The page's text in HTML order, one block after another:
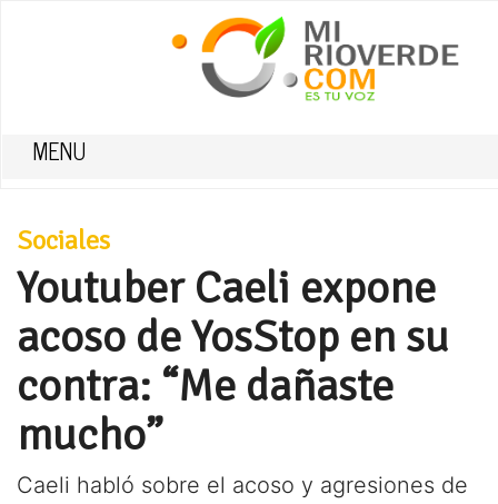
MENU
Sociales
Youtuber Caeli expone
acoso de YosStop en su
contra: “Me dañaste
mucho”
Caeli habló sobre el acoso y agresiones de